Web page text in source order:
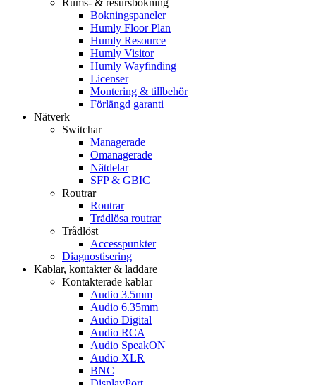
Rums- & resursbokning
Bokningspaneler
Humly Floor Plan
Humly Resource
Humly Visitor
Humly Wayfinding
Licenser
Montering & tillbehör
Förlängd garanti
Nätverk
Switchar
Managerade
Omanagerade
Nätdelar
SFP & GBIC
Routrar
Routrar
Trådlösa routrar
Trådlöst
Accesspunkter
Diagnostisering
Kablar, kontakter & laddare
Kontakterade kablar
Audio 3.5mm
Audio 6.35mm
Audio Digital
Audio RCA
Audio SpeakON
Audio XLR
BNC